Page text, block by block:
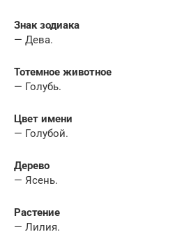
Знак зодиака
— Дева.
Тотемное животное
— Голубь.
Цвет имени
— Голубой.
Дерево
— Ясень.
Растение
— Лилия.